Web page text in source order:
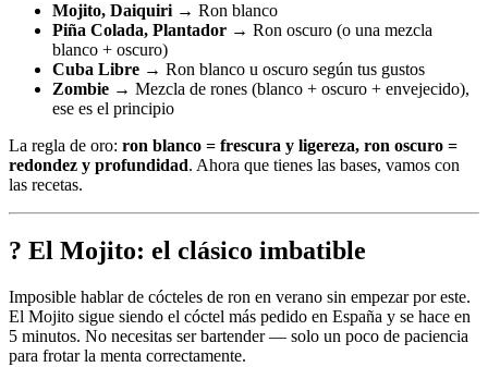
Mojito, Daiquiri → Ron blanco
Piña Colada, Plantador → Ron oscuro (o una mezcla
blanco + oscuro)
Cuba Libre → Ron blanco u oscuro según tus gustos
Zombie → Mezcla de rones (blanco + oscuro + envejecido),
ese es el principio
La regla de oro: ron blanco = frescura y ligereza, ron oscuro =
redondez y profundidad. Ahora que tienes las bases, vamos con
las recetas.
? El Mojito: el clásico imbatible
Imposible hablar de cócteles de ron en verano sin empezar por este.
El Mojito sigue siendo el cóctel más pedido en España y se hace en
5 minutos. No necesitas ser bartender — solo un poco de paciencia
para frotar la menta correctamente.